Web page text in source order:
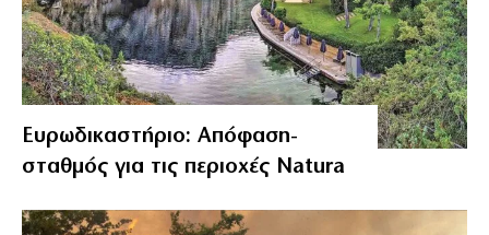
Ευρωδικαστήριο: Απόφαση-
σταθμός για τις περιοχές Natura